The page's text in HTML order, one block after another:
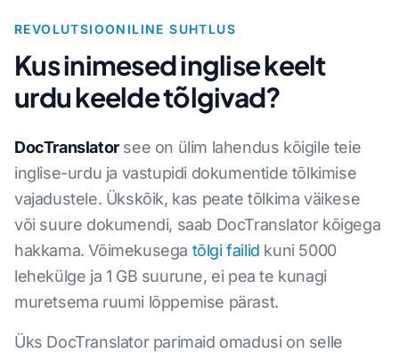
REVOLUTSIOONILINE SUHTLUS
Kus inimesed inglise keelt
urdu keelde tõlgivad?
DocTranslatorsee on ülim lahendus kõigile teie
inglise-urdu ja vastupidi dokumentide tõlkimise
vajadustele. Ükskõik, kas peate tõlkima väikese
või suure dokumendi, saab DocTranslator kõigega
hakkama. Võimekusega tõlgi failid kuni 5000
lehekülge ja 1 GB suurune, ei pea te kunagi
muretsema ruumi lõppemise pärast.
Üks DocTranslator parimaid omadusi on selle